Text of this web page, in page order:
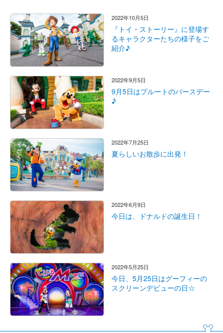
2022年10月5日
『トイ・ストーリー』に登場す
るキャラクターたちの様子をご
紹介♪
2022年9月5日
9月5日はプルートのバースデー
♪
2022年7月25日
夏らしいお散歩に出発！
2022年6月9日
今日は、ドナルドの誕生日！
2022年5月25日
今日、5月25日はグーフィーの
スクリーンデビューの日☆